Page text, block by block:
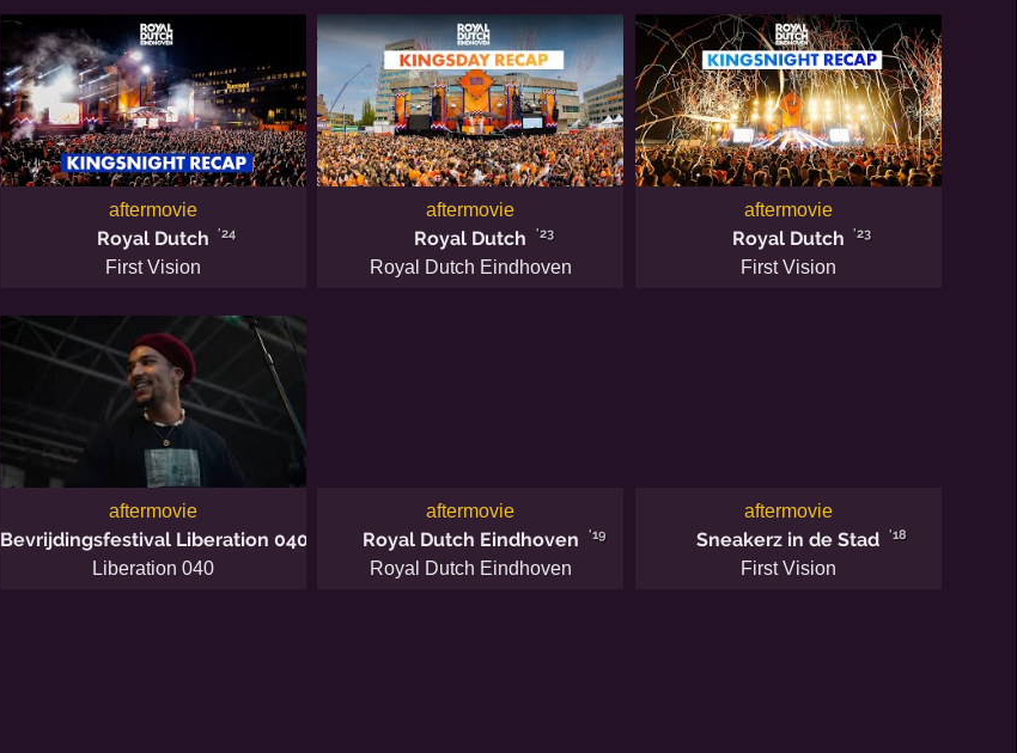
aftermovie
Royal Dutch '24
First Vision
aftermovie
Royal Dutch '23
Royal Dutch Eindhoven
aftermovie
Royal Dutch '23
First Vision
aftermovie
Bevrijdingsfestival Liberation 040
Liberation 040
aftermovie
Royal Dutch Eindhoven '19
Royal Dutch Eindhoven
aftermovie
Sneakerz in de Stad '18
First Vision